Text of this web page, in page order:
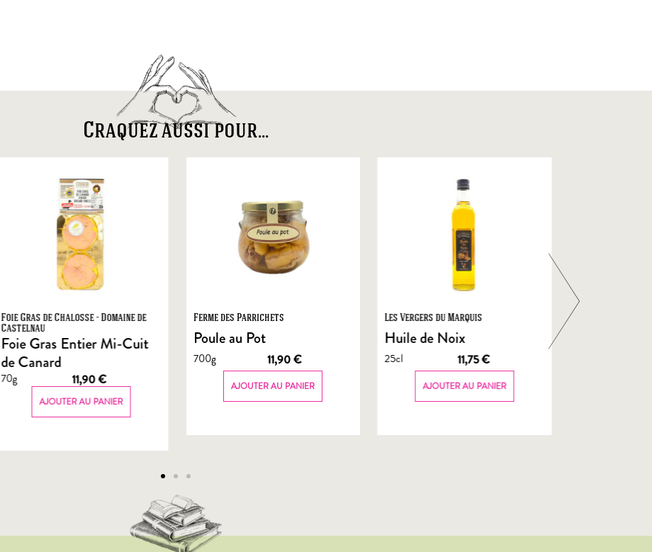
Craquez aussi pour...
Foie Gras de Chalosse - Domaine de
Castelnau
Foie Gras Entier Mi-Cuit
de Canard
70g 11,90€
AJOUTER AU PANIER
Ferme des Parrichets
Poule au Pot
700g 11,90€
AJOUTER AU PANIER
Les Vergers du Marquis
Huile de Noix
25cl 11,75€
AJOUTER AU PANIER